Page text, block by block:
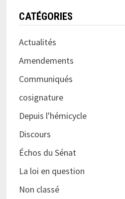
CATÉGORIES
Actualités
Amendements
Communiqués
cosignature
Depuis l'hémicycle
Discours
Échos du Sénat
La loi en question
Non classé